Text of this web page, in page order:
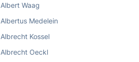
Albert Waag
Albertus Medelein
Albrecht Kossel
Albrecht Oeckl